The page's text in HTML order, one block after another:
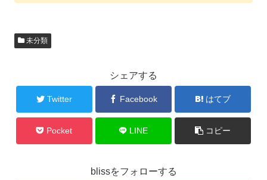
未分類
シェアする
Twitter Facebook はてブ
Pocket LINE コピー
blissをフォローする